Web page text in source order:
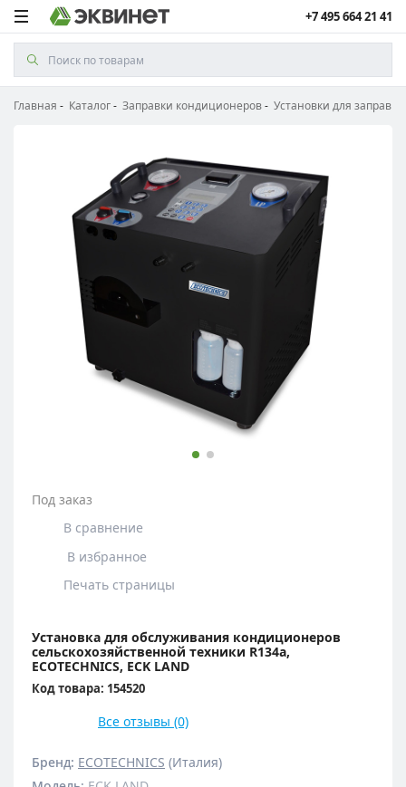
+7 495 664 21 41
Главная Каталог Заправки кондиционеров Установки для
Под заказ
В сравнение
В избранное
Печать страницы
Установка для обслуживания кондиционеров
сельскохозяйственной техники R134a,
ECOTECHNICS, ECK LAND
Код товара: 154520
Все отзывы (0)
Бренд: ECOTECHNICS (Италия)